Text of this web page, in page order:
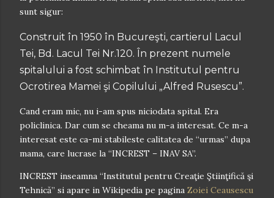
sunt sigur:
Construit în 1950 în Bucureşti, cartierul Lacul
Tei, Bd. Lacul Tei Nr.120. În prezent numele
spitalului a fost schimbat în Institutul pentru
Ocrotirea Mamei şi Copilului „Alfred Rusescu”.
Cand eram mic, nu i-am spus niciodata spital. Era
policlinica. Dar cum se cheama nu m-a interesat. Ce m-a
interesat este ca-mi stabileste calitatea de “urmas” dupa
mama, care lucrase la “INCREST – INAV SA”.
INCREST inseamna “Institutul pentru Creaţie Ştiinţifică şi
Tehnică” si apare in Wikipedia pe pagina Zoiei Ceausescu